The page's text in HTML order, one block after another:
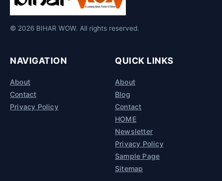
© 2026 BIHAR WOW. All rights reserved.
NAVIGATION
About
Contact
Privacy Policy
QUICK LINKS
About
Blog
Contact
HOME
Newsletter
Privacy Policy
Sample Page
Sitemap